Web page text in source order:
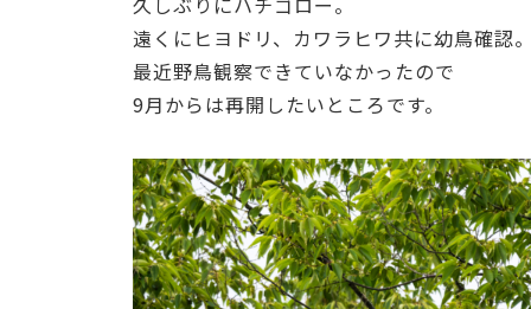
遠くにヒヨドリ、カワラヒワ共に幼鳥確認
最近野鳥観察できていなかったので
9月からは再開したいところです。